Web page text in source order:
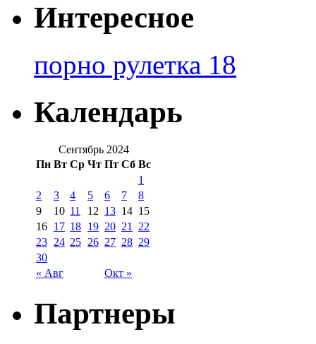
Интересное
порно рулетка 18
Календарь
Сентябрь 2024
Пн Вт Ср Чт Пт Сб Вс
« Авг Окт »
1
2
3 4 5 6 7
8
9
10 11 12 13 14 15
16 17 18 19 20 21
22
23 24 25 26 27 28 29
30
Партнеры